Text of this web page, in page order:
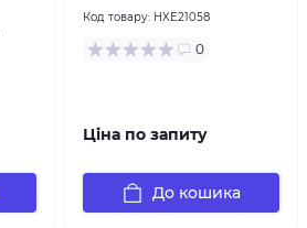
Код товару: HXE21058
0
Ціна по запиту
До кошика